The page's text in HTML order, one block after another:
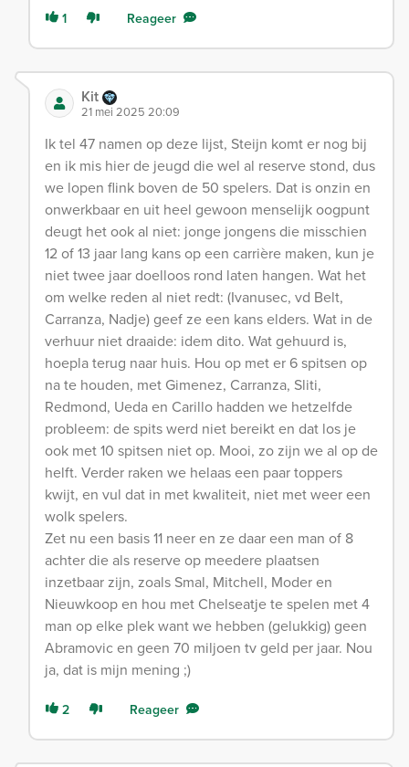
1 Reageer
Kit
21 mei 2025 20:09
Ik tel 47 namen op deze lijst, Steijn komt er nog bij
en ik mis hier de jeugd die wel al reserve stond, dus
we lopen flink boven de 50 spelers. Dat is onzin en
onwerkbaar en uit heel gewoon menselijk oogpunt
deugt het ook al niet: jonge jongens die misschien
12 of 13 jaar lang kans op een carrière maken, kun je
niet twee jaar doelloos rond laten hangen. Wat het
om welke reden al niet redt: (Ivanusec, vd Belt,
Carranza, Nadje) geef ze een kans elders. Wat in de
verhuur niet draaide: idem dito. Wat gehuurd is,
hoepla terug naar huis. Hou op met er 6 spitsen op
na te houden, met Gimenez, Carranza, Sliti,
Redmond, Ueda en Carillo hadden we hetzelfde
probleem: de spits werd niet bereikt en dat los je
ook met 10 spitsen niet op. Mooi, zo zijn we al op de
helft. Verder raken we helaas een paar toppers
kwijt, en vul dat in met kwaliteit, niet met weer een
wolk spelers.
Zet nu een basis 11 neer en ze daar een man of 8
achter die als reserve op meedere plaatsen
inzetbaar zijn, zoals Smal, Mitchell, Moder en
Nieuwkoop en hou met Chelseatje te spelen met 4
man op elke plek want we hebben (gelukkig) geen
Abramovic en geen 70 miljoen tv geld per jaar. Nou
ja, dat is mijn mening ;)
2 Reageer